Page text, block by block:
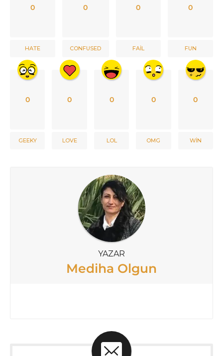
0
HATE
0
CONFUSED
0
FAIL
0
FUN
0
GEEKY
0
LOVE
0
LOL
0
OMG
0
WIN
YAZAR
Mediha Olgun